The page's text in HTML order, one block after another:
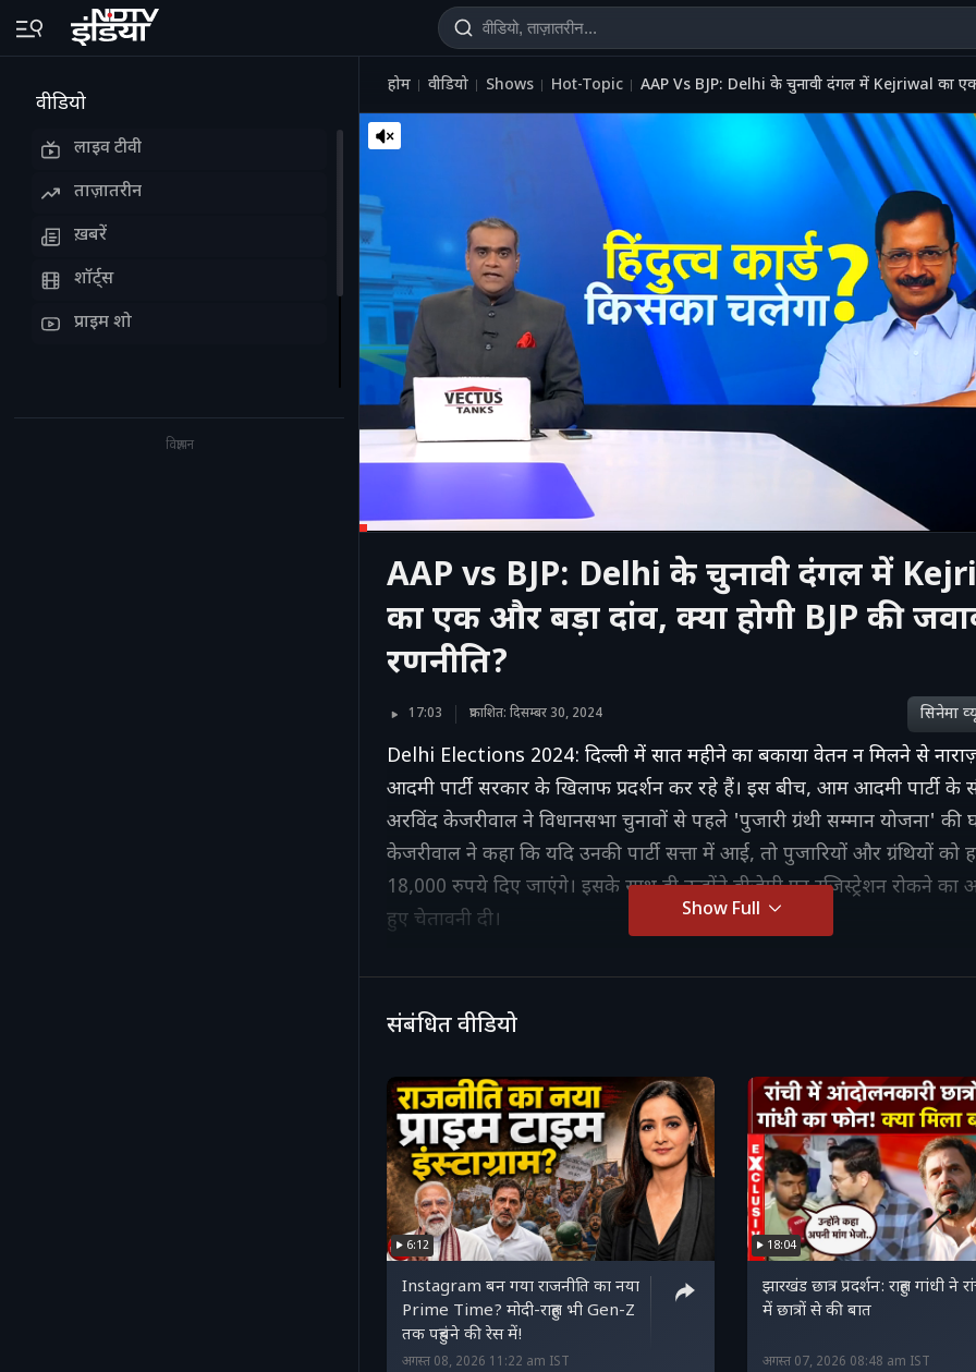
वीडियो
लाइव टीवी
ताज़ातरीन
ख़बरें
शॉर्ट्स
प्राइम शो
विज्ञापन
होम वीडियो Shows Hot-Topic AAP Vs BJP: Delhi के चुनावी दंगल में Kejriwal का एक
AAP vs BJP: Delhi के चुनावी दंगल में
का एक और बड़ा दांव, क्या होगी BJP की
रणनीति?
17:03 प्रकाशित: दिसम्बर 30, 2024 सिनेमा
Delhi Elections 2024: दिल्ली में सात महीने का बकाया वेतन न मिलने से
आदमी पार्टी सरकार के खिलाफ प्रदर्शन कर रहे हैं। इस बीच, आम आदमी पार्टी के
अरविंद केजरीवाल ने विधानसभा चुनावों से पहले 'पुजारी ग्रंथी सम्मान योजना' की
केजरीवाल ने कहा कि यदि उनकी पार्टी सत्ता में आई, तो पुजारियों और ग्रंथियों को
18,000 रुपये दिए जाएंगे। इसके साथ ही उन्होंने बीजेपी पर रजिस्ट्रेशन रोकने का
हुए चेतावनी दी।
Show Full
संबंधित वीडियो
6:12
Instagram बन गया राजनीति का नया
Prime Time? मोदी-राहुल भी Gen-Z
तक पहुंचने की रेस में!
अगस्त 08, 2026 11:22 am IST
18:04
झारखंड छात्र प्रदर्शन: राहुल गांधी ने
में छात्रों से की बात
अगस्त 07, 2026 08:48 am IST